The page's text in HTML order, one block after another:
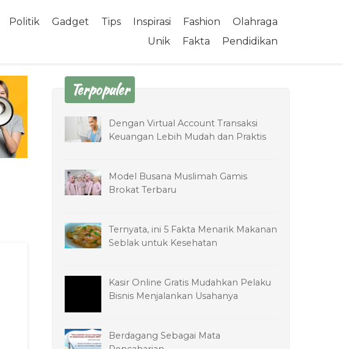
Politik Gadget Tips Inspirasi Fashion
Olahraga
Unik
Fakta Pendidikan
Terpopuler
Dengan Virtual Account Transaksi
Keuangan Lebih Mudah dan Praktis
Model Busana Muslimah Gamis
Brokat Terbaru
Ternyata, ini 5 Fakta Menarik Makanan
Seblak untuk Kesehatan
Kasir Online Gratis Mudahkan Pelaku
Bisnis Menjalankan Usahanya
Berdagang Sebagai Mata